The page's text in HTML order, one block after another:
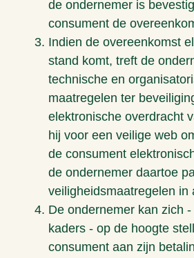
de ondernemer is
consument de
Indien de overeenkomst
stand komt, treft de
technische en
maatregelen ter
elektronische overdracht
hij voor een veilige web
de consument
de ondernemer daartoe
veiligheidsmaatregelen in
De ondernemer kan zich
kaders - op de hoogte
consument aan zijn